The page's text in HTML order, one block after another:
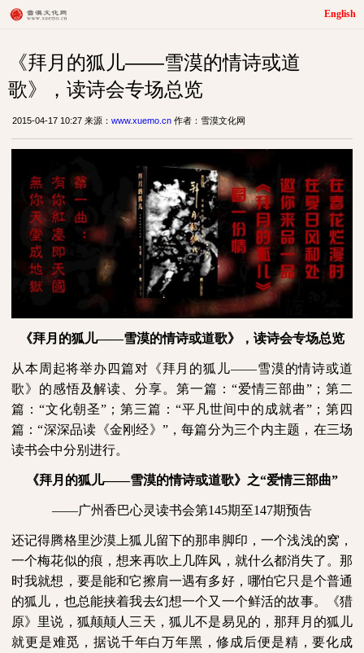
English
《拜月的狐儿——雪漠的情诗或道
歌》，读诗会专场总览
2015-04-17 10:27 来源： www.xuemo.cn 作者：雪漠文化网
《拜月的狐儿——雪漠的情诗或道歌》，读诗会专场总览
从本周起将举办四篇对《拜月的狐儿——雪漠的情诗或道
歌》的感悟及解读、分享。第一篇：“爱情三部曲”；第二
篇：“文化朝圣”；第三篇：“平凡世间中的成就者”；第四
篇：“深深品读《金刚经》”，每篇分为三个内主题，在三场
读书会中分别进行。
《拜月的狐儿——雪漠的情诗或道歌》之“爱情三部曲”
——广州香巴心灵读书会第145期至147期预告
还记得腾格里沙漠上狐儿留下的那串脚印，一个浅浅的窝，
一个梅花似的痕，想来再吹上几阵风，就什么都消失了。那
时我就想，要是能和它擦肩一遇有多好，哪怕它只是个普通
的狐儿，也总能挟着我去幻想一个又一个鲜活的故事。《猎
原》里说，狐颠颠人三天，狐儿不是易见的，那拜月的狐儿
就更是难觅，据说千年白万年黑，修成后便是精，要化成